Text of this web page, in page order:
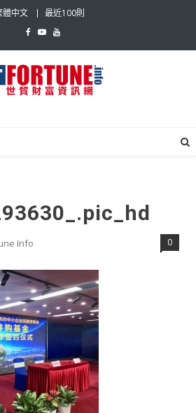
體中文 最近100則
Info 0